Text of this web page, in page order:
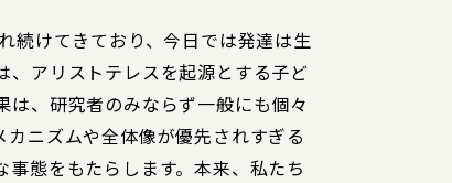
続けてきており、今日では発達は生
アリストテレスを起源とする子ど
、研究者のみならず一般にも個々
ニズムや全体像が優先されすぎる
態をもたらします。本来、私たち